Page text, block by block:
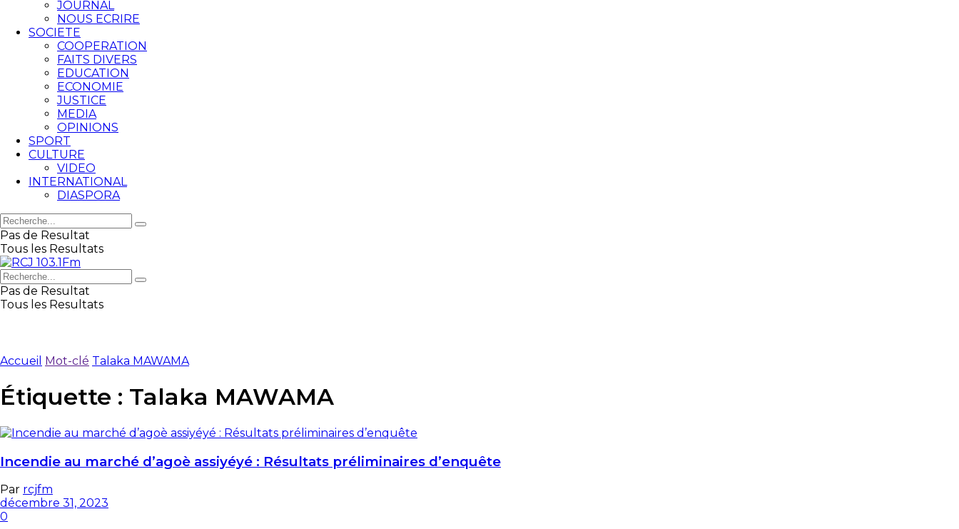
JOURNAL
NOUS ECRIRE
SOCIETE
COOPERATION
FAITS DIVERS
EDUCATION
ECONOMIE
JUSTICE
MEDIA
OPINIONS
SPORT
CULTURE
VIDEO
INTERNATIONAL
DIASPORA
Pas de Resultat
Tous les Resultats
Pas de Resultat
Tous les Resultats
Accueil Mot-clé Talaka MAWAMA
Étiquette : Talaka MAWAMA
Incendie au marché d’agoè assiyéyé : Résultats préliminaires d’enquête
Par rcjfm
décembre 31, 2023
0